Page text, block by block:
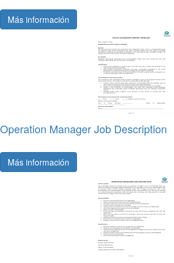
Más información
Operation Manager Job Description
Más información